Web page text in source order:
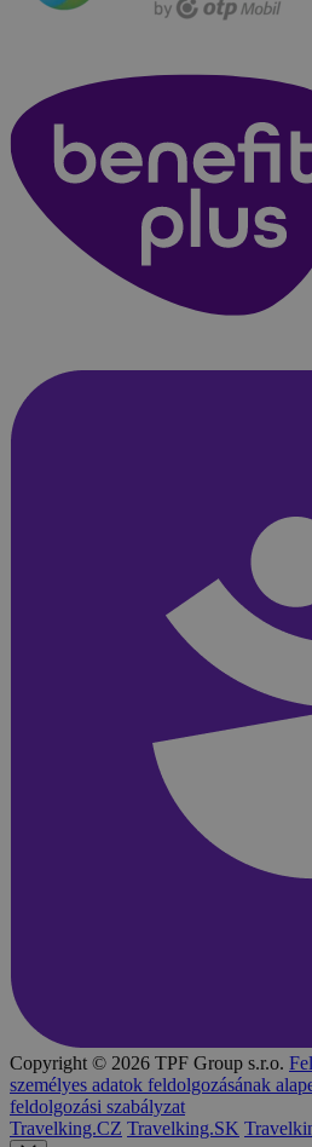
Copyright © 2026 TPF Group s.r.o.
személyes adatok feldolgozásának
feldolgozási szabályzat
Travelking.CZ Travelking.SK